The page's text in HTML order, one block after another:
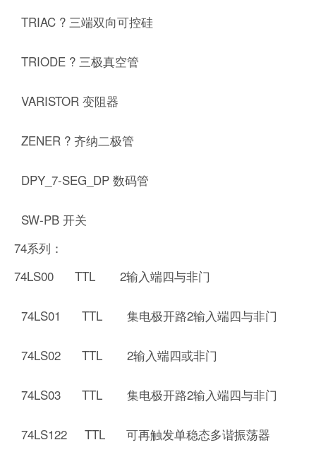
TRIAC ? 三端双向可控硅
TRIODE ? 三极真空管
VARISTOR 变阻器
ZENER ? 齐纳二极管
DPY_7-SEG_DP 数码管
SW-PB 开关
74系列：
74LS00 TTL 2输入端四与非门
74LS01 TTL 集电极开路2输入端四与非门
74LS02 TTL 2输入端四或非门
74LS03 TTL 集电极开路2输入端四与非门
74LS122 TTL 可再触发单稳态多谐振荡器